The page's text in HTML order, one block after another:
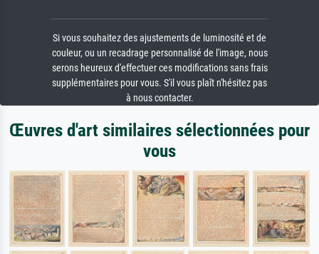
Si vous souhaitez des ajustements de luminosité et de
couleur, ou un recadrage personnalisé de l'image, nous
serons heureux d'effectuer ces modifications sans frais
supplémentaires pour vous. S'il vous plaît n'hésitez pas
à nous contacter.
Œuvres d'art similaires sélectionnées pour
vous